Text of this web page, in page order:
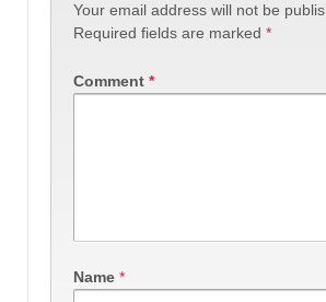
Your email address will not be
Required fields are marked *
Comment *
Name *